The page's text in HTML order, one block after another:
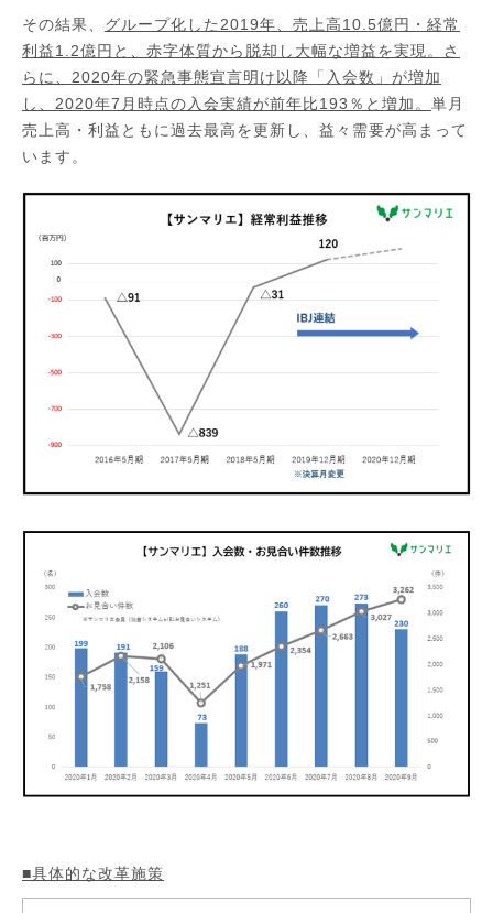
その結果、 グループ化した2019年、売上高10.5億円・経常
利益1.2億円と、赤字体質から脱却し大幅な増益を実現。さ
らに、2020年の緊急事態宣言明け以降「入会数」が増加
し、2020年7月時点の入会実績が前年比193％と増加。 単月
売上高・利益ともに過去最高を更新し、益々需要が高まって
います。
■具体的な改革施策